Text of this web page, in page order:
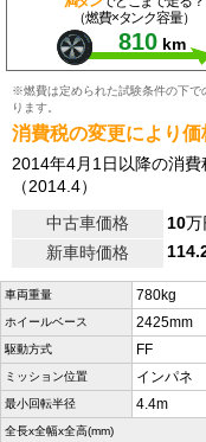
（燃費×タンク容量）
810 km
※燃費は定められた試験条件の下で
ります。
消費税の変更により価
2014年4月1日以降の消
（2014.4）
中古車価格
10万
新車時価格
車両重量 780kg
ホイールベース 2425mm
駆動方式 FF
ミッション位置 インパネ
最小回転半径 4.4m
全長x全幅x全高(mm)